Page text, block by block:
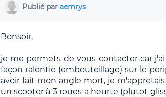
Publié par aemrys
Bonsoir,
je me permets de vous contacter car
façon ralentie (embouteillage) sur le
avoir fait mon angle mort, je
un scooter à 3 roues a heurte (plutot